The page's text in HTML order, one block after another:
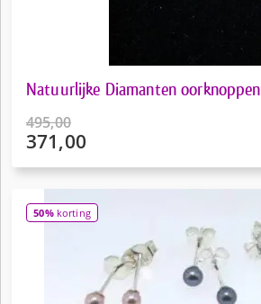
Natuurlijke Diamanten oorknoppen
495,00
Oorspronkelijke
371,00
is:
€371,00.
50%korting